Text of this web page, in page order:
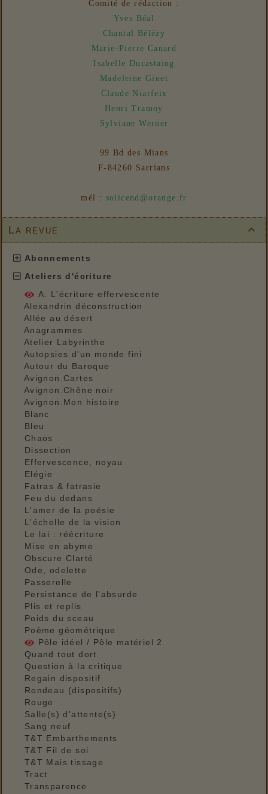
Comité de rédaction :
Yves Béal
Chantal Bélézy
Marie-Pierre Canard
Isabelle Ducastaing
Madeleine Ginet
Claude Niarfeix
Henri Tramoy
Sylviane Werner
99 Bd des Mians
F-84260 Sarrians
mél : solicend@orange.fr

La revue
Abonnements
Ateliers d'écriture
A. L'écriture effervescente
Alexandrin déconstruction
Allée au désert
Anagrammes
Atelier Labyrinthe
Autopsies d'un monde fini
Autour du Baroque
Avignon.Cartes
Avignon.Chêne noir
Avignon.Mon histoire
Blanc
Bleu
Chaos
Dissection
Effervescence, noyau
Elégie
Fatras & fatrasie
Feu du dedans
L'amer de la poésie
L'échelle de la vision
Le lai : réécriture
Mise en abyme
Obscure Clarté
Ode, odelette
Passerelle
Persistance de l'absurde
Plis et replis
Poids du sceau
Poème géométrique
Pôle idéel / Pôle matériel 2
Quand tout dort
Question à la critique
Regain dispositif
Rondeau (dispositifs)
Rouge
Salle(s) d'attente(s)
Sang neuf
T&T Embarthements
T&T Fil de soi
T&T Mais tissage
Tract
Transparence